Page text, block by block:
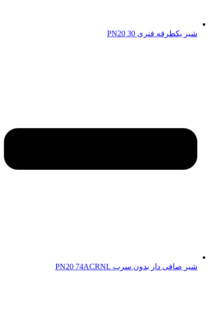
شیر یکطرفه فنری 30 PN20
شیر صافی دار بدون سرب PN20 74ACRNL